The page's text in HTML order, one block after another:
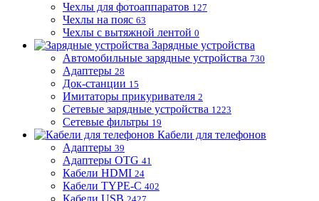
Чехлы для фотоаппаратов 127
Чехлы на пояс 63
Чехлы с вытяжной лентой 0
Зарядные устройства
Автомобильные зарядные устройства 730
Адаптеры 28
Док-станции 15
Имитаторы прикуривателя 2
Сетевые зарядные устройства 1223
Сетевые фильтры 19
Кабели для телефонов
Адаптеры 39
Адаптеры OTG 41
Кабели HDMI 24
Кабели TYPE-C 402
Кабели USB